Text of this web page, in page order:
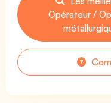
Opérateur /